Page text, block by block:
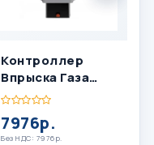
Контроллер
Впрыска Газа
OMVL SAVER SKY
7976р.
Без НДС: 7976р.